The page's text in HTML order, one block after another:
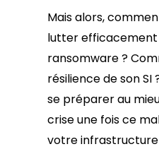
Mais alors,
lutter
ransomware ?
résilience de son
se préparer au
crise une fois ce
votre infrastructure